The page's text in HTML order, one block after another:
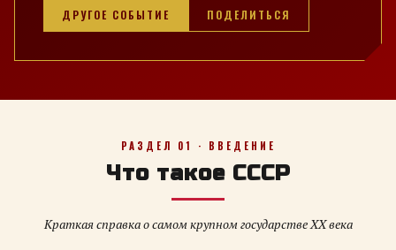
ДРУГОЕ СОБЫТИЕ ПОДЕЛИТЬСЯ
РАЗДЕЛ 01 · ВВЕДЕНИЕ
Что такое СССР
Краткая справка о самом крупном государстве XX века